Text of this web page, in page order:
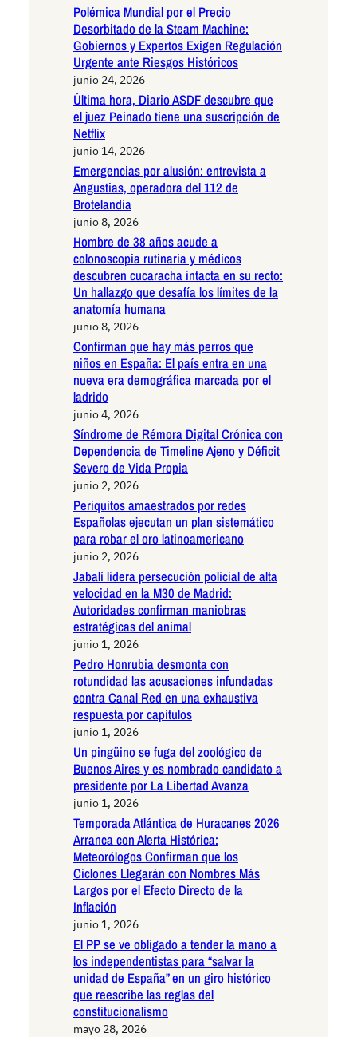
Polémica Mundial por el Precio
Desorbitado de la Steam Machine:
Gobiernos y Expertos Exigen Regulación
Urgente ante Riesgos Históricos
junio 24, 2026
Última hora, Diario ASDF descubre que
el juez Peinado tiene una suscripción de
Netflix
junio 14, 2026
Emergencias por alusión: entrevista a
Angustias, operadora del 112 de
Brotelandia
junio 8, 2026
Hombre de 38 años acude a
colonoscopia rutinaria y médicos
descubren cucaracha intacta en su recto:
Un hallazgo que desafía los límites de la
anatomía humana
junio 8, 2026
Confirman que hay más perros que
niños en España: El país entra en una
nueva era demográfica marcada por el
ladrido
junio 4, 2026
Síndrome de Rémora Digital Crónica con
Dependencia de Timeline Ajeno y Déficit
Severo de Vida Propia
junio 2, 2026
Periquitos amaestrados por redes
Españolas ejecutan un plan sistemático
para robar el oro latinoamericano
junio 2, 2026
Jabalí lidera persecución policial de alta
velocidad en la M30 de Madrid:
Autoridades confirman maniobras
estratégicas del animal
junio 1, 2026
Pedro Honrubia desmonta con
rotundidad las acusaciones infundadas
contra Canal Red en una exhaustiva
respuesta por capítulos
junio 1, 2026
Un pingüino se fuga del zoológico de
Buenos Aires y es nombrado candidato a
presidente por La Libertad Avanza
junio 1, 2026
Temporada Atlántica de Huracanes 2026
Arranca con Alerta Histórica:
Meteorólogos Confirman que los
Ciclones Llegarán con Nombres Más
Largos por el Efecto Directo de la
Inflación
junio 1, 2026
El PP se ve obligado a tender la mano a
los independentistas para “salvar la
unidad de España” en un giro histórico
que reescribe las reglas del
constitucionalismo
mayo 28, 2026